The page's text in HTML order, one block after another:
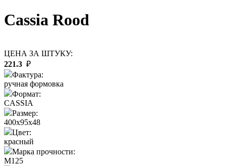
Cassia Rood
ЦЕНА ЗА ШТУКУ:
221.3 ₽
Фактура:
ручная формовка
Формат:
CASSIA
Размер:
400x95x48
Цвет:
красный
Марка прочности:
M125